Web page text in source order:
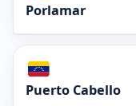
Porlamar
Puerto Cabello